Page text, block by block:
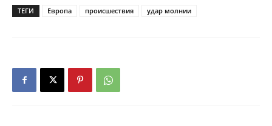
ТЕГИ Европа происшествия удар молнии